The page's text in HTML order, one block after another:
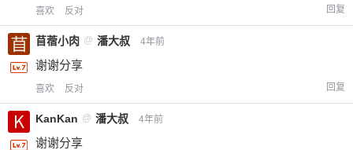
20
喜欢 反对 回复
苜蓿小肉 @ 潘大叔 4年前
谢谢分享
喜欢 反对 回复
KanKan @ 潘大叔 4年前
谢谢分享